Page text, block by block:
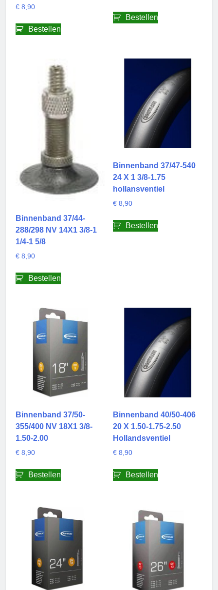
€ 8,90
Bestellen
Bestellen
Binnenband 37/44-
288/298 NV 14X1 3/8-1
1/4-1 5/8
€ 8,90
Bestellen
Binnenband 37/47-540
24 X 1 3/8-1.75
hollansventiel
€8,90
Bestellen
Binnenband 37/50-
355/400 NV 18X1 3/8-
1.50-2.00
€ 8,90
Bestellen
Binnenband 40/50-406
20 X 1.50-1.75-2.50
Hollandsventiel
€8,90
Bestellen